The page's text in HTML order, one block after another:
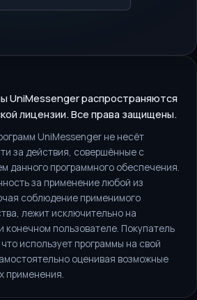
UniMessenger распространяются
лицензии. Все права защищены.
UniMessenger не несёт
за действия, совершённые с
данного программного обеспечения.
за применение любой из
соблюдение применимого
лежит исключительно на
конечном пользователе. Покупатель
использует программы на свой
оценивая возможные
применения.